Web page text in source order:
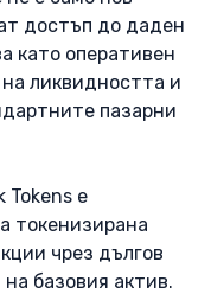
достъп до даден
като оперативен
ликвидността и
пазарни
Tokens е
токенизирана
чрез дългов
базовия актив.